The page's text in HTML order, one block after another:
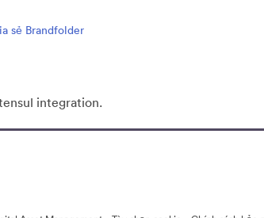
sẻ Brandfolder
integration.